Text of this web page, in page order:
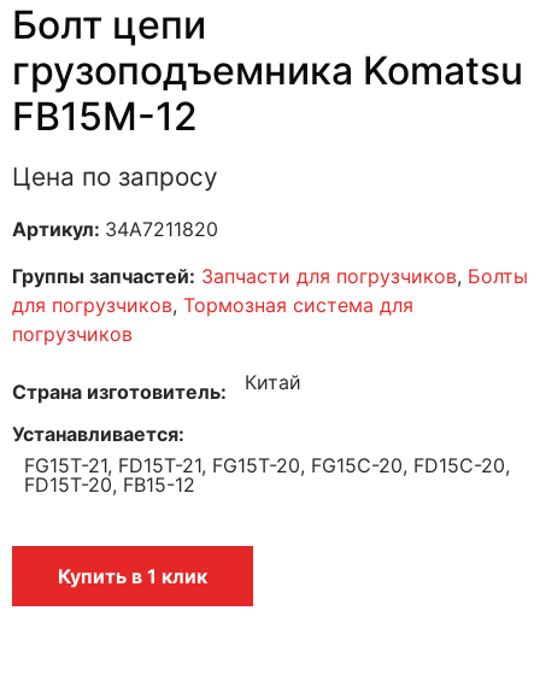
Болт цепи
грузоподъемника Komatsu
FB15M-12
Цена по запросу
Артикул: 34A7211820
Группы запчастей: Запчасти для погрузчиков, Болты
для погрузчиков, Тормозная система для
погрузчиков
Страна изготовитель Китай
Устанавливается
FG15T-21, FD15T-21, FG15T-20, FG15C-20, FD15C-20,
FD15T-20, FB15-12
Купить в 1 клик